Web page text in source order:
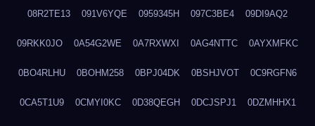
08R2TE13 091V6YQE 0959345H 097C3BE4 09DI9AQ2
09RKK0JO 0A54G2WE 0A7RXWXI 0AG4NTTC 0AYXMFKC
0BO4RLHU 0BOHM258 0BPJ04DK 0BSHJVOT 0C9RGFN6
0CA5T1U9 0CMYI0KC 0D38QEGH 0DCJSPJ1 0DZMHHX1